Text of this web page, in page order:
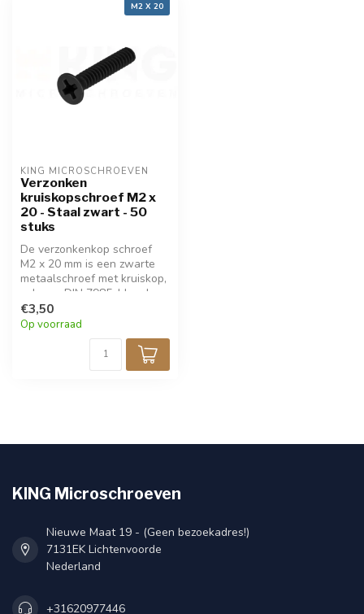
M2 X 20
KING MICROSCHROEVEN
Verzonken
kruiskopschroef M2 x
20 - Staal zwart - 50
stuks
De verzonkenkop schroef
M2 x 20 mm is een zwarte
metaalschroef met kruiskop,
volgens DIN 7985. Ideaal
voor precisiewerk in
modelbouw en elektronica.
Verpakt per 50 stuks. Voor
bevestigingen waar de
schroef verzonken moet
€3,50
Op voorraad
KING Microschroeven
Nieuwe Maat 19 - (Geen bezoekadres!)
7131EK Lichtenvoorde
Nederland
+31620977446